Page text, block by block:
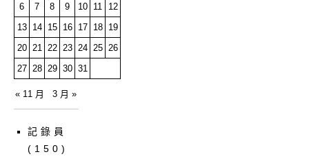
6
7 8 9 10 11
12
13
14 15 16 17 18
19
20 21 22 23 24 25 26
27 28 29 30 31
« 11 月 3 月 »
記錄員
(150)